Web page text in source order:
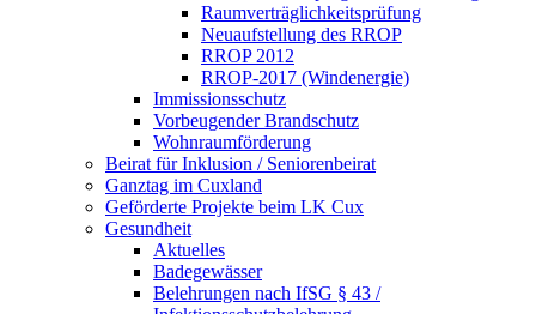
Raumverträglichkeitsprüfung
Neuaufstellung des RROP
RROP 2012
RROP-2017 (Windenergie)
Immissionsschutz
Vorbeugender Brandschutz
Wohnraumförderung
Beirat für Inklusion / Seniorenbeirat
Ganztag im Cuxland
Geförderte Projekte beim LK Cux
Gesundheit
Aktuelles
Badegewässer
Belehrungen nach IfSG § 43 /